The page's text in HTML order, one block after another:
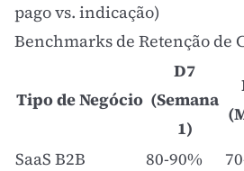
pago vs. indicação)
Benchmarks de Retenção de
Tipo de Negócio
D7
(Semana
1)
SaaS B2B
80-90%